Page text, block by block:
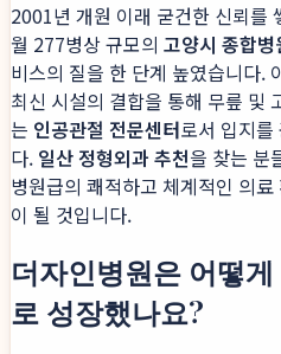
2001년 개원 이래 굳건한 신뢰를
월 277병상 규모의 고양시 종합병
비스의 질을 한 단계 높였습니다.
최신 시설의 결합을 통해 무릎 및
는 인공관절 전문센터로서 입지를
다. 일산 정형외과 추천을 찾는 분
병원급의 쾌적하고 체계적인 의
이 될 것입니다.
더자인병원은 어떻
로 성장했나요?